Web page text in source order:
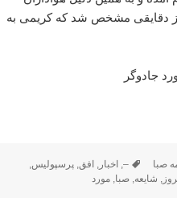
از دقایقی مشخص شد که کریمی به
جادوگر
صبا برچسب‌ها
–
, اخبار, افق,پرسپولیس,
, شایعه,صبا,مورد